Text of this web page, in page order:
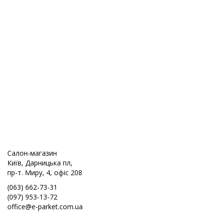
Салон-магазин
Київ, Дарницька пл,
пр-т. Миру, 4, офіс 208
(063) 662-73-31
(097) 953-13-72
office@e-parket.com.ua